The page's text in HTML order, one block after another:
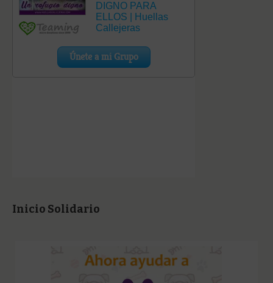
Inicio Solidario